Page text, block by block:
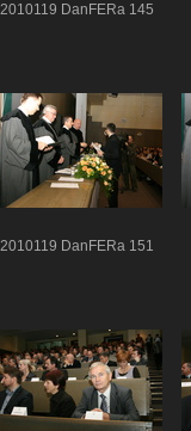
2010119 DanFERa 145
2010119 DanFERa 151